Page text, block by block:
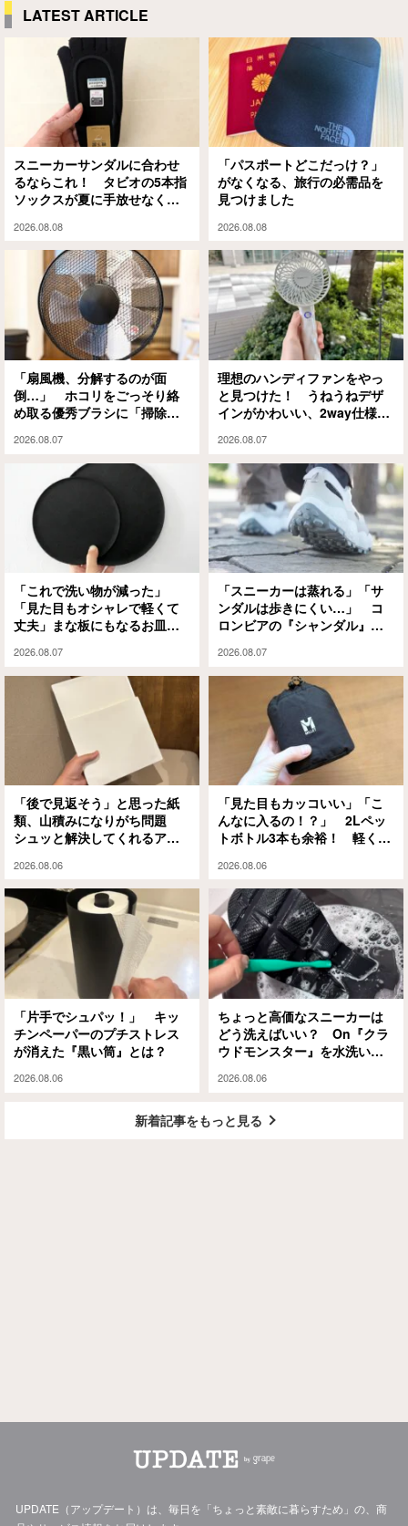
LATEST ARTICLE
スニーカーサンダルに合わせ
るならこれ！ タビオの5本指
ソックスが夏に手放せなくな
2026.08.08
「パスポートどこだっけ？」
がなくなる、旅行の必需品を
見つけました
2026.08.08
「扇風機、分解するのが面
倒…」 ホコリをごっそり絡
め取る優秀ブラシに「掃除の
2026.08.07
理想のハンディファンをやっ
と見つけた！ うねうねデザ
インがかわいい、2way仕様の
ない夏は無理」
2026.08.07
「これで洗い物が減った」
「見た目もオシャレで軽くて
丈夫」まな板にもなるお皿
解
2026.08.07
「スニーカーは蒸れる」「サ
ンダルは歩きにくい…」 コ
ロンビアの『シャンダル』が
2026.08.07
「後で見返そう」と思った紙
類、山積みになりがち問題
シュッと解決してくれるアイ
2026.08.06
「見た目もカッコいい」「こ
んなに入るの！？」 2Lペッ
トボトル3本も余裕！ 軽くて
ッグが大正解
2026.08.06
「片手でシュパッ！」 キッ
チンペーパーのプチストレス
が消えた『黒い筒』とは？
2026.08.06
ちょっと高価なスニーカーは
どう洗えばいい？ On『クラ
ウドモンスター』を水洗いと
と…
2026.08.06
新着記事をもっと見る
UPDATE（アップデート）は、毎日を「ちょっと素敵に暮らすため」の、商